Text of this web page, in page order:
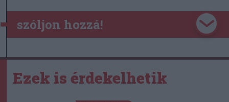
szóljon hozzá!
Ezek is érdekelhetik